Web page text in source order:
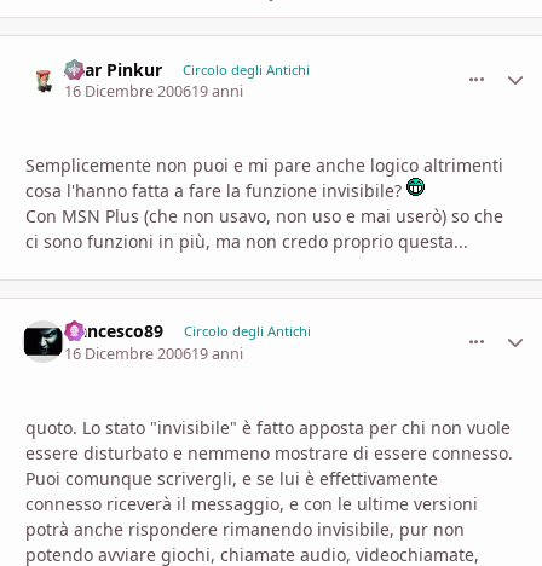
Azar Pinkur Circolo degli Antichi
16 Dicembre 200619 anni
Semplicemente non puoi e mi pare anche logico altrimenti
cosa l'hanno fatta a fare la funzione invisibile?
Con MSN Plus (che non usavo, non uso e mai userò) so che
ci sono funzioni in più, ma non credo proprio questa...
francesco89 Circolo degli Antichi
16 Dicembre 200619 anni
quoto. Lo stato "invisibile" è fatto apposta per chi non vuole
essere disturbato e nemmeno mostrare di essere connesso.
Puoi comunque scrivergli, e se lui è effettivamente
connesso riceverà il messaggio, e con le ultime versioni
potrà anche rispondere rimanendo invisibile, pur non
potendo avviare giochi, chiamate audio, videochiamate,